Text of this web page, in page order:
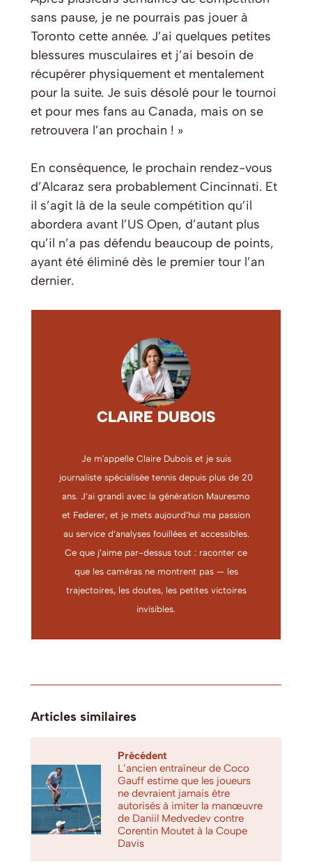
sans pause, je ne pourrais pas jouer à
Toronto cette année. J’ai quelques petites
blessures musculaires et j’ai besoin de
récupérer physiquement et mentalement
pour la suite. Je suis désolé pour le tournoi
et pour mes fans au Canada, mais on se
retrouvera l’an prochain ! »
En conséquence, le prochain rendez-vous
d’Alcaraz sera probablement Cincinnati. Et
il s’agit là de la seule compétition qu’il
abordera avant l’US Open, d’autant plus
qu’il n’a pas défendu beaucoup de points,
ayant été éliminé dès le premier tour l’an
dernier.
CLAIRE DUBOIS
Je m'appelle Claire Dubois et je suis
journaliste spécialisée tennis depuis plus de 20
ans. J’ai grandi avec la génération Mauresmo
et Federer, et je mets aujourd’hui ma passion
au service d’analyses fouillées et accessibles.
Ce que j’aime par-dessus tout : raconter ce
que les caméras ne montrent pas — les
trajectoires, les doutes, les petites victoires
invisibles.
Articles similaires
Précédent
L’ancien entraîneur de Coco
Gauff estime que les joueurs
ne devraient jamais être
autorisés à imiter la manœuvre
de Daniil Medvedev contre
Corentin Moutet à la Coupe
Davis